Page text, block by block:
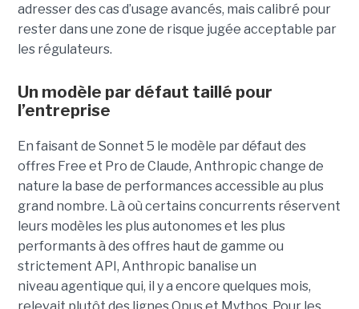
adresser des cas d’usage avancés, mais calibré pour
rester dans une zone de risque jugée acceptable par
les régulateurs.
Un modèle par défaut taillé pour
l’entreprise
En faisant de Sonnet 5 le modèle par défaut des
offres Free et Pro de Claude, Anthropic change de
nature la base de performances accessible au plus
grand nombre. Là où certains concurrents réservent
leurs modèles les plus autonomes et les plus
performants à des offres haut de gamme ou
strictement API, Anthropic banalise un
niveau agentique qui, il y a encore quelques mois,